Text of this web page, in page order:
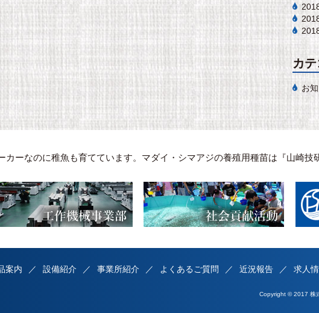
カ
お
カーなのに稚魚も育てています。マダイ・シマアジの養殖用種苗は『山崎技
案内 設備紹介 事業所紹介 よくあるご質問 近況報告 求人
Copyright © 2017 株